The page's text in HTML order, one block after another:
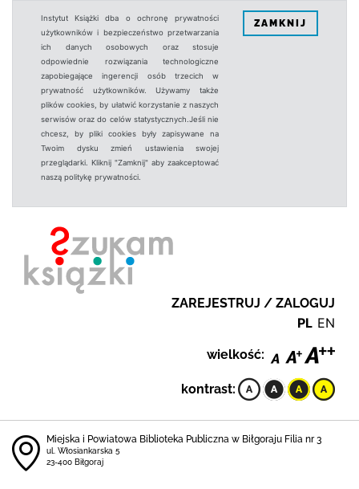
Instytut Książki dba o ochronę prywatności
użytkowników i bezpieczeństwo przetwarzania
ich danych osobowych oraz stosuje
odpowiednie rozwiązania technologiczne
zapobiegające ingerencji osób trzecich w
prywatność użytkowników. Używamy także
plików cookies, by ułatwić korzystanie z naszych
serwisów oraz do celów statystycznych.Jeśli nie
chcesz, by pliki cookies były zapisywane na
Twoim dysku zmień ustawienia swojej
przeglądarki. Kliknij "Zamknij" aby zaakceptować
naszą politykę prywatności.
ZAMKNIJ
ZAREJESTRUJ / ZALOGUJ
PL EN
wielkość:
kontrast:
Miejska i Powiatowa Biblioteka Publiczna w Biłgoraju Filia nr 3
ul. Włosiankarska 5
23-400 Biłgoraj